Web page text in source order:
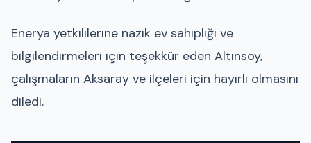
Enerya yetkililerine nazik ev sahipliği ve
bilgilendirmeleri için teşekkür eden Altınsoy,
çalışmaların Aksaray ve ilçeleri için hayırlı olmasını
diledi.